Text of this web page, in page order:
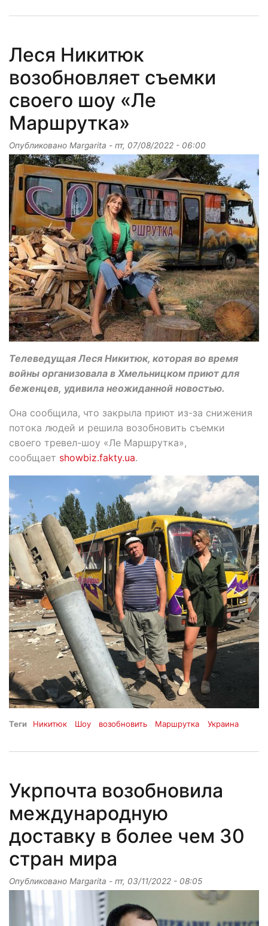
Леся Никитюк
возобновляет съемки
своего шоу «Ле
Маршрутка»
Опубликовано Margarita - пт, 07/08/2022 - 06:00
Телеведущая Леся Никитюк, которая во время
войны организовала в Хмельницком приют для
беженцев, удивила неожиданной новостью.
Она сообщила, что закрыла приют из-за снижения
потока людей и решила возобновить съемки
своего тревел-шоу «Ле Маршрутка»,
сообщает showbiz.fakty.ua.
Теги Никитюк Шоу возобновить Маршрутка Украина
Укрпочта возобновила
международную
доставку в более чем 30
стран мира
Опубликовано Margarita - пт, 03/11/2022 - 08:05